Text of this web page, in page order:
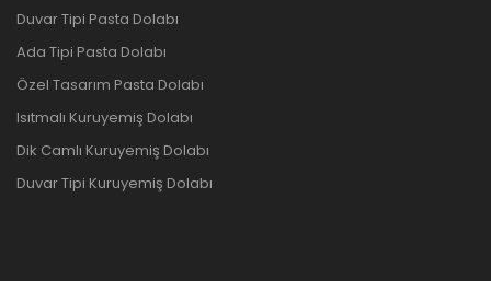
Duvar Tipi Pasta Dolabı
Ada Tipi Pasta Dolabı
Özel Tasarım Pasta Dolabı
Isıtmalı Kuruyemiş Dolabı
Dik Camlı Kuruyemiş Dolabı
Duvar Tipi Kuruyemiş Dolabı